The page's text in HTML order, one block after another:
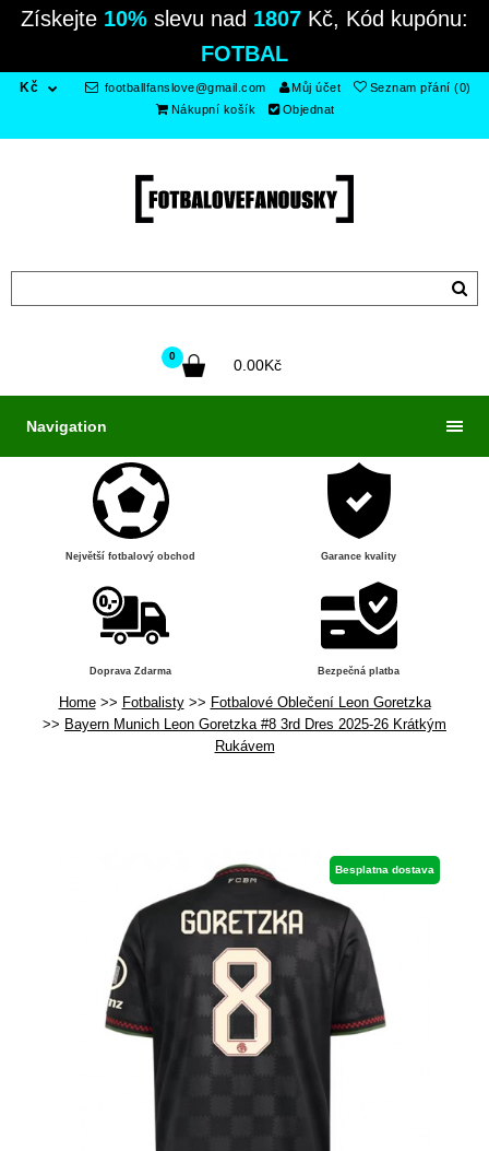
Získejte 10% slevu nad 1807 Kč, Kód kupónu:
FOTBAL
Kč footballfanslove@gmail.com Můj účet
Seznam přání (0)
Nákupní košík
Objednat
0
0.00Kč
Navigation
Největší fotbalový obchod Garance kvality
Doprava Zdarma Bezpečná platba
Home Fotbalisty
Fotbalové Oblečení Leon Goretzka
Bayern Munich Leon Goretzka #8 3rd Dres 2025-26 Krátkým
Rukávem
Besplatna dostava